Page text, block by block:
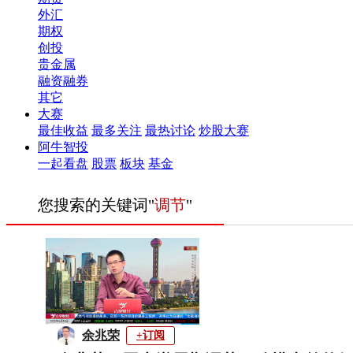
外汇
期权
创投
贵金属
融资融券
其它
大赛
最佳收益 最多关注 最热讨论 炒股大赛
阿牛智投
一起看盘 股票 板块 基金
您搜索的关键词"调节"
余兆荣 +订阅